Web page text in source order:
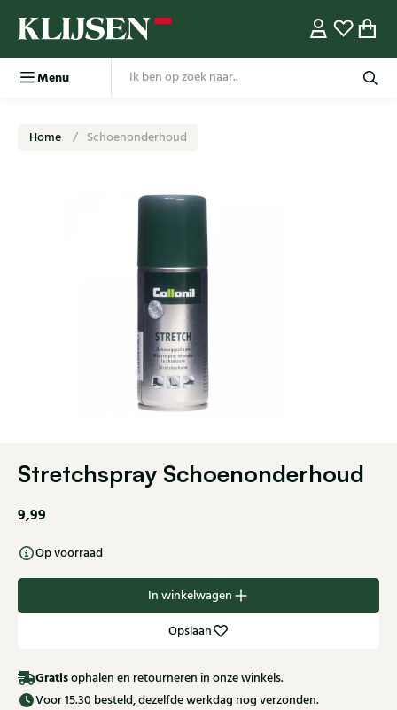
Menu
Home Schoenonderhoud
Stretchspray Schoenonderhoud
9,99
Op voorraad
In winkelwagen
Opslaan
Gratisophalen en retourneren in onze winkels.
Voor 15.30 besteld, dezelfde werkdag nog verzonden.